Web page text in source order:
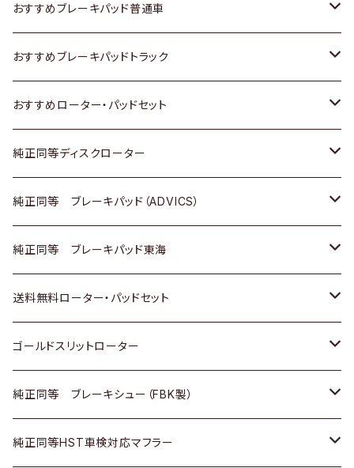
日産
いすゞ
ダイハツ
マツダ
三菱
スバル
日野
三菱ふそう
ＢＭＷ
スズキ
日産
いすゞ
ダイハツ
マツダ
三菱
日野
三菱ふそう
スズキ
日産
いすゞ
ダイハツ
三菱
日野
三菱ふそう
その他
トヨタ
ホンダ
スズキ
日産
ダイハツ
マツダ
三菱
スバル
おすすめブレーキパッド普通車
トヨタ
ホンダ
スズキ
日産
いすゞ
ダイハツ
マツダ
三菱
スバル
おすすめブレーキパッドトラック
トヨタ
日産
いすゞ
ダイハツ
マツダ
三菱
おすすめローター・パッドセット
トヨタ
ホンダ
スズキ
日産
ダイハツ
マツダ
三菱
純正同等ディスクローター
トヨタ
ホンダ
スズキ
日産
いすゞ
ダイハツ
純正同等 ブレーキパッド（ADVICS）
トヨタ
ホンダ
スズキ
日産
ダイハツ
純正同等 ブレーキパッド東海
トヨタ
ホンダ
日産
いすゞ
送料無料ローター・パッドセット
トヨタ
ホンダ
スズキ
ゴールドスリットローター
トヨタ
ホンダ
純正同等 ブレーキシュー（FBK製）
ホンダ
純正同等HST車検対応マフラー